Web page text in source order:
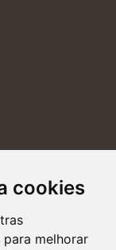
cookies
melhorar